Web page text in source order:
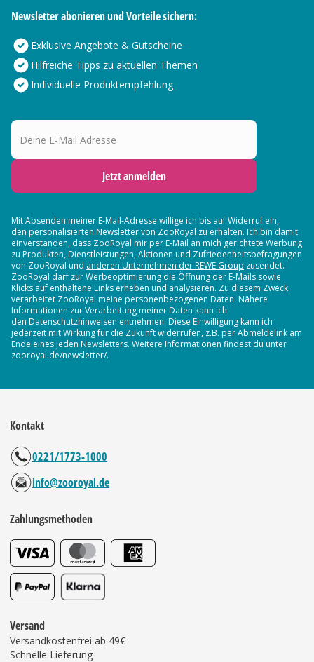
Newsletter abonieren und Vorteile sichern:
Exklusive Angebote & Gutscheine
Hilfreiche Tipps zu aktuellen Themen
Individuelle Produktempfehlung
Deine E-Mail Adresse
Jetzt anmelden
Mit Absenden meiner E-Mail-Adresse willige ich bis auf Widerruf ein,
den personalisierten Newslettervon ZooRoyal zu erhalten. Ich bin damit
einverstanden, dass ZooRoyal mir per E-Mail an mich gerichtete Werbung
zu Produkten, Dienstleistungen, Aktionen und Zufriedenheitsbefragungen
von ZooRoyal und anderen Unternehmen der REWE Group zusendet.
ZooRoyal darf zur Werbeoptimierung die Öffnung der E-Mails sowie
Klicks auf enthaltene Links erheben und analysieren. Zu diesem Zweck
verarbeitet ZooRoyal meine personenbezogenen Daten. Nähere
Informationen zur Verarbeitung meiner Daten kann ich
den Datenschutzhinweisen entnehmen. Diese Einwilligung kann ich
jederzeit mit Wirkung für die Zukunft widerrufen, z.B. per Abmeldelink am
Ende eines jeden Newsletters. Weitere Informationen findest du unter
zooroyal.de/newsletter/.
Kontakt
0221/1773-1000
info@zooroyal.de
Zahlungsmethoden
Versand
Versandkostenfrei ab 49€
Schnelle Lieferung